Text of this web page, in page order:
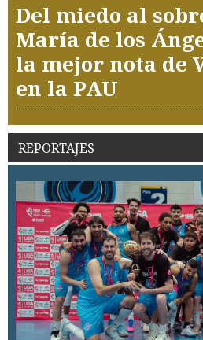
Del miedo al
María de los
la mejor nota de
en la PAU
REPORTAJES